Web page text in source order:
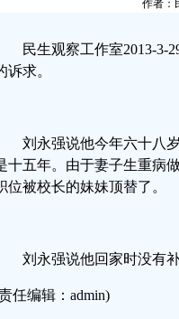
作者：
民生观察工作室2013-3-
诉求。
刘永强说他今年六十八
十五年。由于妻子生重病
位被校长的妹妹顶替了。
刘永强说他回家时没有
任编辑：admin)